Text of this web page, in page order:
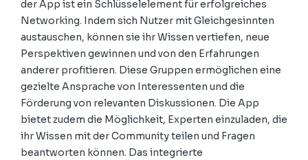
der App ist ein Schlüsselelement für erfolgreiches
Networking. Indem sich Nutzer mit Gleichgesinnten
austauschen, können sie ihr Wissen vertiefen, neue
Perspektiven gewinnen und von den Erfahrungen
anderer profitieren. Diese Gruppen ermöglichen eine
gezielte Ansprache von Interessenten und die
Förderung von relevanten Diskussionen. Die App
bietet zudem die Möglichkeit, Experten einzuladen, die
ihr Wissen mit der Community teilen und Fragen
beantworten können. Das integrierte